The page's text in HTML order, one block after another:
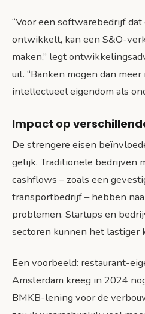
“Voor een softwarebedrijf
ontwikkelt, kan een S&O-
maken,” legt
uit. “Banken mogen dan
intellectueel eigendom als
Impact op
De strengere eisen
gelijk. Traditionele bedrijven
cashflows – zoals een
transportbedrijf – hebben
problemen. Startups en
sectoren kunnen het lastiger
Een voorbeeld: restaurant-
Amsterdam kreeg in 2024
BMKB-lening voor de